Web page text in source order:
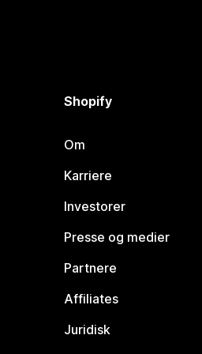
Shopify
Om
Karriere
Investorer
Presse og medier
Partnere
Affiliates
Juridisk